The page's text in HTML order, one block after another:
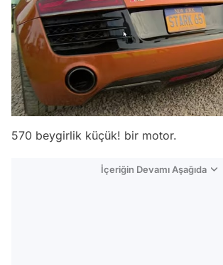
570 beygirlik küçük! bir motor.
İçeriğin Devamı Aşağıda